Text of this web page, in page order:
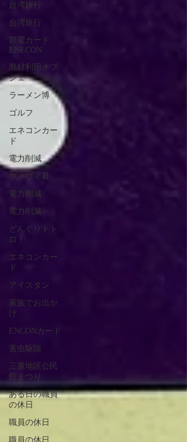
台湾旅行
台湾旅行
節電カード
ENECON
廃材利用オブ
ジェ
ラーメン博
ゴルフ
エネコンカー
ド
電力削減
ヴィヴィ君
電力削減
電力削減
どんぐりトト
ロ！
エネコンカー
ド
アイスタン
家族でお出か
け
ENCONカード
害虫駆除
三重地区公民
館まつり
ある日の職員
の休日
職員の休日
職員の休日